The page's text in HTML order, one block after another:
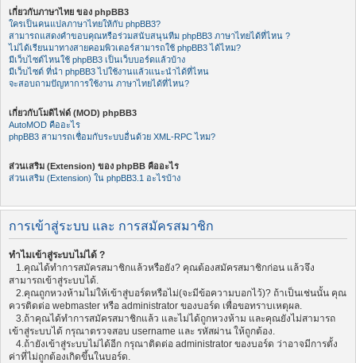
เกี่ยวกับภาษาไทย ของ phpBB3
ใครเป็นคนแปลภาษาไทยให้กับ phpBB3?
สามารถแสดงคำขอบคุณหรือร่วมสนับสนุนทีม phpBB3 ภาษาไทยได้ที่ไหน ?
ไม่ได้เรียนมาทางสายคอมพิวเตอร์สามารถใช้ phpBB3 ได้ไหม?
มีเว็บไซต์ไหนใช้ phpBB3 เป็นเว็บบอร์ดแล้วบ้าง
มีเว็บไซต์ ที่นำ phpBB3 ไปใช้งานแล้วแนะนำได้ที่ไหน
จะสอบถามปัญหาการใช้งาน ภาษาไทยได้ที่ไหน?
เกี่ยวกับโมดิไฟด์ (MOD) phpBB3
AutoMOD คืออะไร
phpBB3 สามารถเชื่อมกับระบบอื่นด้วย XML-RPC ไหม?
ส่วนเสริม (Extension) ของ phpBB คืออะไร
ส่วนเสริม (Extension) ใน phpBB3.1 อะไรบ้าง
การเข้าสู่ระบบ และ การสมัครสมาชิก
ทำไมเข้าสู่ระบบไม่ได้ ?
1.คุณได้ทำการสมัครสมาชิกแล้วหรือยัง? คุณต้องสมัครสมาชิกก่อน แล้วจึง
สามารถเข้าสู่ระบบได้.
2.คุณถูกหวงห้ามไม่ให้เข้าสู่บอร์ดหรือไม่(จะมีข้อความบอกไว้)? ถ้าเป็นเช่นนั้น คุณ
ควรติดต่อ webmaster หรือ administrator ของบอร์ด เพื่อขอทราบเหตุผล.
3.ถ้าคุณได้ทำการสมัครสมาชิกแล้ว และไม่ได้ถูกหวงห้าม และคุณยังไม่สามารถ
เข้าสู่ระบบได้ กรุณาตรวจสอบ username และ รหัสผ่าน ให้ถูกต้อง.
4.ถ้ายังเข้าสู่ระบบไม่ได้อีก กรุณาติดต่อ administrator ของบอร์ด ว่าอาจมีการตั้ง
ค่าที่ไม่ถูกต้องเกิดขึ้นในบอร์ด.